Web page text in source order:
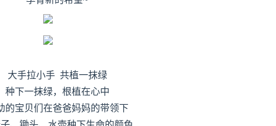
大手拉小手 共植一抹绿
种下一抹绿，根植在心中
的宝贝们在爸爸妈妈的带领下